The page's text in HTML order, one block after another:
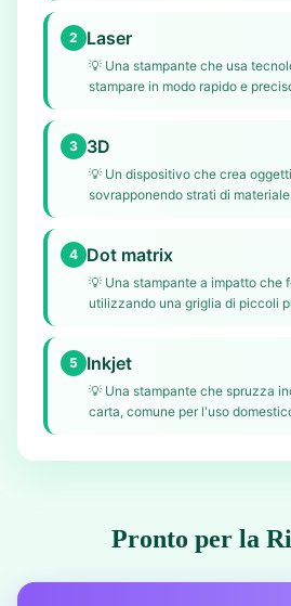
2 Laser
💡 Una stampante che usa
stampare in modo rapido e
3 3D
💡 Un dispositivo che crea
sovrapponendo strati di
4 Dot matrix
💡 Una stampante a impatto che
utilizzando una griglia di piccoli
5 Inkjet
💡 Una stampante che spruzza
carta, comune per l'uso
Pronto per la